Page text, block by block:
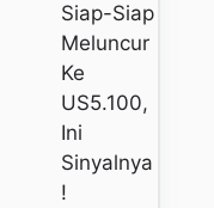
Siap-Siap
Meluncur
Ke
US5.100,
Ini
Sinyalnya
!